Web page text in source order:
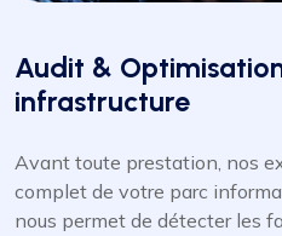
Audit &
infrastructure
Avant toute prestation, nos
complet de votre parc
nous permet de détecter les